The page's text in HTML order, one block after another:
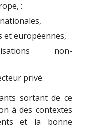
:
et européennes,
non-
privé.
sortant de ce
à des contextes
et la bonne